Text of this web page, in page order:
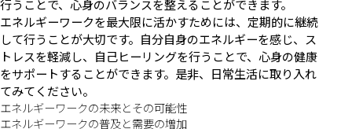
行うことで、心身のバランスを整えることができます。
エネルギーワークを最大限に活かすためには、定期的に継続
して行うことが大切です。自分自身のエネルギーを感じ、ス
トレスを軽減し、自己ヒーリングを行うことで、心身の健康
をサポートすることができます。是非、日常生活に取り入れ
てみてください。
エネルギーワークの未来とその可能性
エネルギーワークの普及と需要の増加